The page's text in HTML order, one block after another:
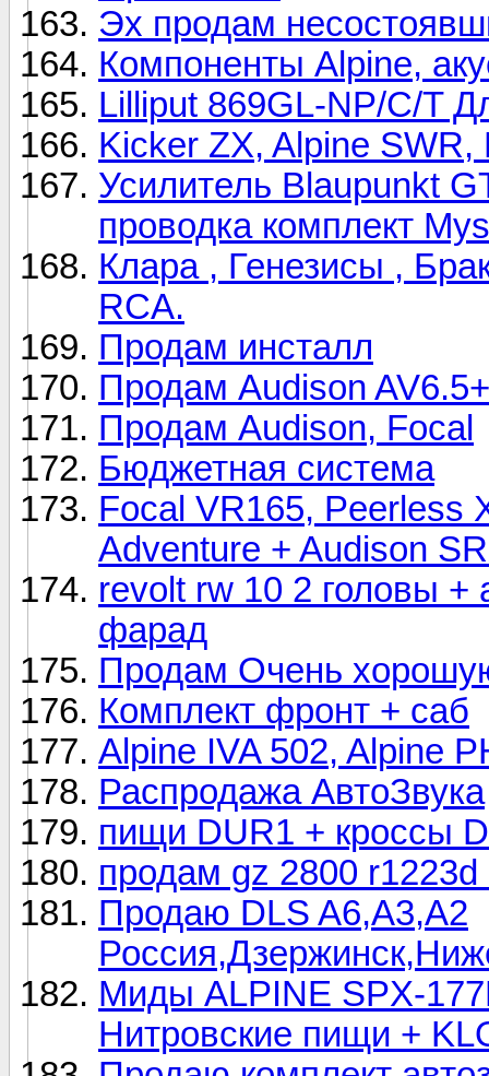
Эх продам
Компоненты Alpine,
Lilliput 869GL-NP/C/T
Kicker ZX, Alpine SWR,
Усилитель Blaupunkt
проводка комплект
Клара , Генезисы ,
RCA.
Продам инсталл
Продам Audison
Продам Audison, Focal
Бюджетная система
Focal VR165, Peerless
Adventure + Audison
revolt rw 10 2 головы +
фарад
Продам Очень
Комплект фронт + саб
Alpine IVA 502, Alpine
Распродажа АвтоЗвука
пищи DUR1 + кроссы
продам gz 2800 r1223d
Продаю DLS A6,А3,А2
Миды ALPINE SPX-
Нитровские пищи +